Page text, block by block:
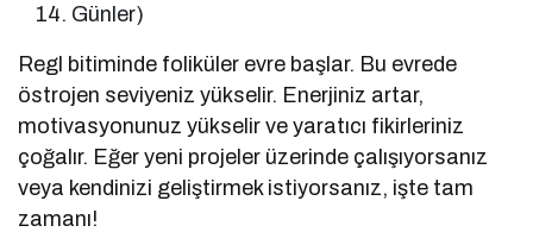
14. Günler)
Regl bitiminde foliküler evre başlar. Bu evrede
östrojen seviyeniz yükselir. Enerjiniz artar,
motivasyonunuz yükselir ve yaratıcı fikirleriniz
çoğalır. Eğer yeni projeler üzerinde çalışıyorsanız
veya kendinizi geliştirmek istiyorsanız, işte tam
zamanı!